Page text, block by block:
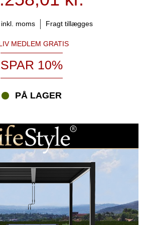
og anvendelighed.
pergola pavillon?
stort set hvor som helst – på en
ved poolen eller fritstående et sted i
monteres direkte på husmuren og
eller beton.
med fladt tag. Sammenlignet med
eller havepavilloner med
en pergola lettere og mere luftig. Når
du skygge og læ – og når de er åbne, får
uderum til solrige dage. For maksimal
udtryk kan du også vælge
med roterbare lameller.
til din pergola pavillon?
moms Fragt tillægges
MEDLEM GRATIS
SPAR 10%
PÅ LAGER